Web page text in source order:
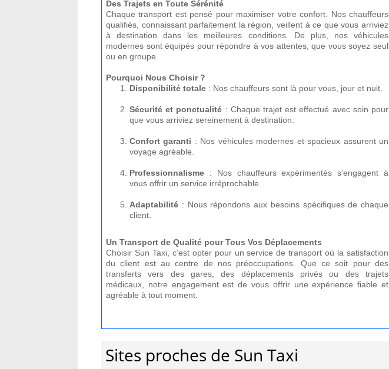
Des Trajets en Toute Sérénité
Chaque transport est pensé pour maximiser votre confort. Nos chauffeurs
qualifiés, connaissant parfaitement la région, veillent à ce que vous arriviez
à destination dans les meilleures conditions. De plus, nos véhicules
modernes sont équipés pour répondre à vos attentes, que vous soyez seul
ou en groupe.
Pourquoi Nous Choisir ?
Disponibilité totale : Nos chauffeurs sont là pour vous, jour et nuit.
Sécurité et ponctualité : Chaque trajet est effectué avec soin pour
que vous arriviez sereinement à destination.
Confort garanti : Nos véhicules modernes et spacieux assurent un
voyage agréable.
Professionnalisme : Nos chauffeurs expérimentés s’engagent à
vous offrir un service irréprochable.
Adaptabilité : Nous répondons aux besoins spécifiques de chaque
client.
Un Transport de Qualité pour Tous Vos Déplacements
Choisir Sun Taxi, c’est opter pour un service de transport où la satisfaction
du client est au centre de nos préoccupations. Que ce soit pour des
transferts vers des gares, des déplacements privés ou des trajets
médicaux, notre engagement est de vous offrir une expérience fiable et
agréable à tout moment.
Sites proches de Sun Taxi